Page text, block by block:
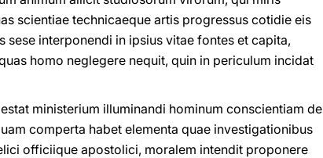
scientiae technicaeque artis progressus cotidie eis
interponendi in ipsius vitae fontes et capita,
homo neglegere nequit, quin in periculum incidat
ministerium illuminandi hominum conscientiam de
comperta habet elementa quae investigationibus
officiique apostolici, moralem intendit proponere